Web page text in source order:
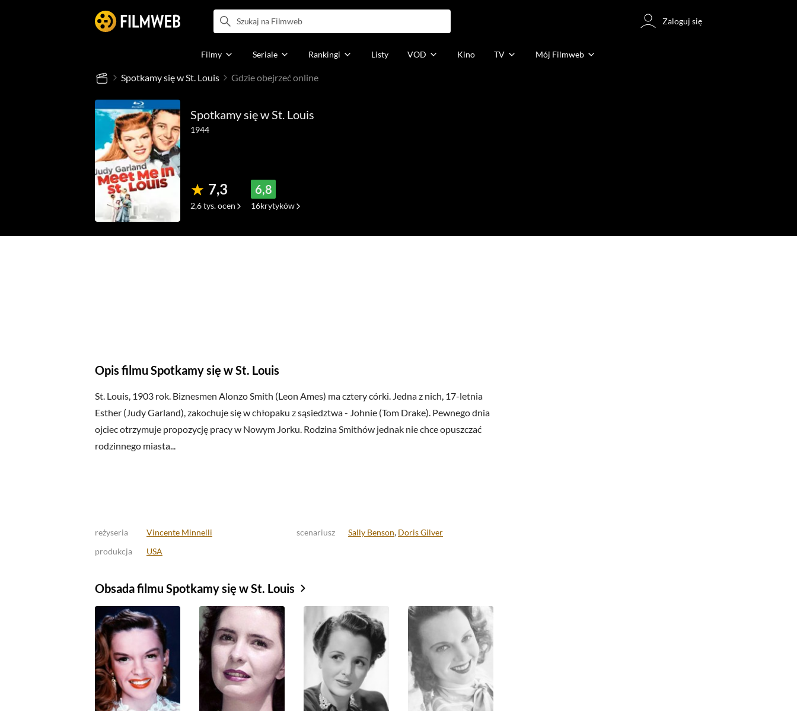
Zaloguj się
Filmy Seriale Rankingi Listy Mój Filmweb
VOD Kino TV
Spotkamy się w St. Louis Gdzie obejrzeć online
Spotkamy się w St. Louis
1944
7,3
2,6 tys.ocen
6,8
16krytyków
Opis filmu Spotkamy się w St. Louis
St. Louis, 1903 rok. Biznesmen Alonzo Smith (Leon Ames) ma cztery córki. Jedna z nich, 17-letnia
Esther (Judy Garland), zakochuje się w chłopaku z sąsiedztwa - Johnie (Tom Drake). Pewnego dnia
ojciec otrzymuje propozycję pracy w Nowym Jorku. Rodzina Smithów jednak nie chce opuszczać
rodzinnego miasta...
reżyseria Vincente Minnelli scenariusz Sally Benson, Doris Gilver
produkcja
USA
Obsada filmu Spotkamy się w St. Louis